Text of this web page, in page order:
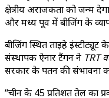
क्षेत्रीय अराजकता को जन्म
और मध्य पूर्व में बीजिंग के
बीजिंग स्थित ताईहे
संस्थापक ऐनार टैंगन ने TRT
सरकार के पतन की संभावना
“चीन के 45 प्रतिशत तेल का